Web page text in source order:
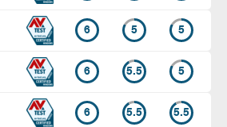
6 5 5
6 5.5 5
6 5.5 5.5